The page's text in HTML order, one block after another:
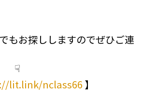
もお探ししますのでぜひご連
lit.link/nclass66 】